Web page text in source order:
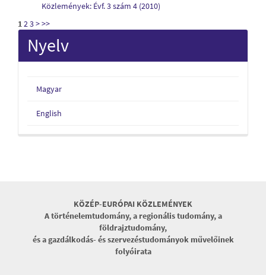
Közlemények: Évf. 3 szám 4 (2010)
123>>>
Nyelv
Magyar
English
KÖZÉP-EURÓPAI KÖZLEMÉNYEK
A történelemtudomány, a regionális tudomány, a
földrajztudomány,
és a gazdálkodás- és szervezéstudományok művelőinek
folyóirata